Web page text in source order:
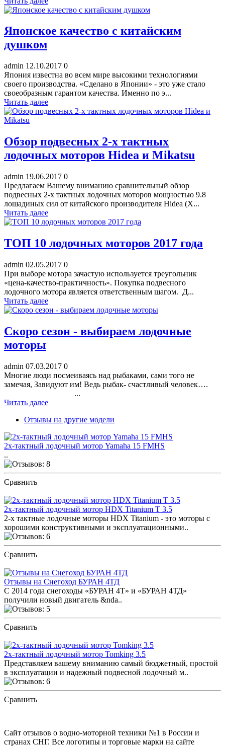
Японское качество с китайским
душком
admin 12.10.2017 0
Япония известна во всем мире высокими технологиями
своего производства. «Сделано в Японии» - это уже стало
своеобразным гарантом качества. Именно по э...
Читать далее
Обзор подвесных 2-х тактных
лодочных моторов Hidea и Mikatsu
admin 19.06.2017 0
Предлагаем Вашему вниманию сравнительный обзор
подвесных 2-х тактных лодочных моторов мощностью 9.8
лошадиных сил от китайского производителя Hidea (Х...
Читать далее
ТОП 10 лодочных моторов 2017 года
admin 02.05.2017 0
При выборе мотора зачастую используется треугольник
«цена-качество-практичность». Покупка подвесного
лодочного мотора является ответственным шагом. Д...
Читать далее
Скоро сезон - выбираем лодочные
моторы
admin 07.03.2017 0
Многие люди посмеиваясь над рыбаками, сами того не
замечая, Завидуют им! Ведь рыбак- счастливый человек….
...
Читать далее
Отзывы на другие модели
2х-тактный лодочный мотор Yamaha 15 FMHS
..
Сравнить
2х-тактный лодочный мотор HDX Titanium T 3.5
2-х тактные лодочные моторы HDX Titanium - это моторы с
хорошими конструктивными и эксплуатационными..
Сравнить
Отзывы на Снегоход БУРАН 4ТД
С 2014 года снегоходы «БУРАН 4Т» и «БУРАН 4ТД»
получили новый двигатель &nda..
Сравнить
2х-тактный лодочный мотор Tomking 3.5
Представляем вашему вниманию самый бюджетный, простой
в эксплуатации и надежный подвесной лодочный м..
Сравнить
Сайт отзывов о водно-моторной техники №1 в России и
странах СНГ. Все логотипы и торговые марки на сайте